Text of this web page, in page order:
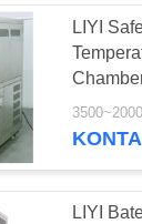
LIYI
LIYI